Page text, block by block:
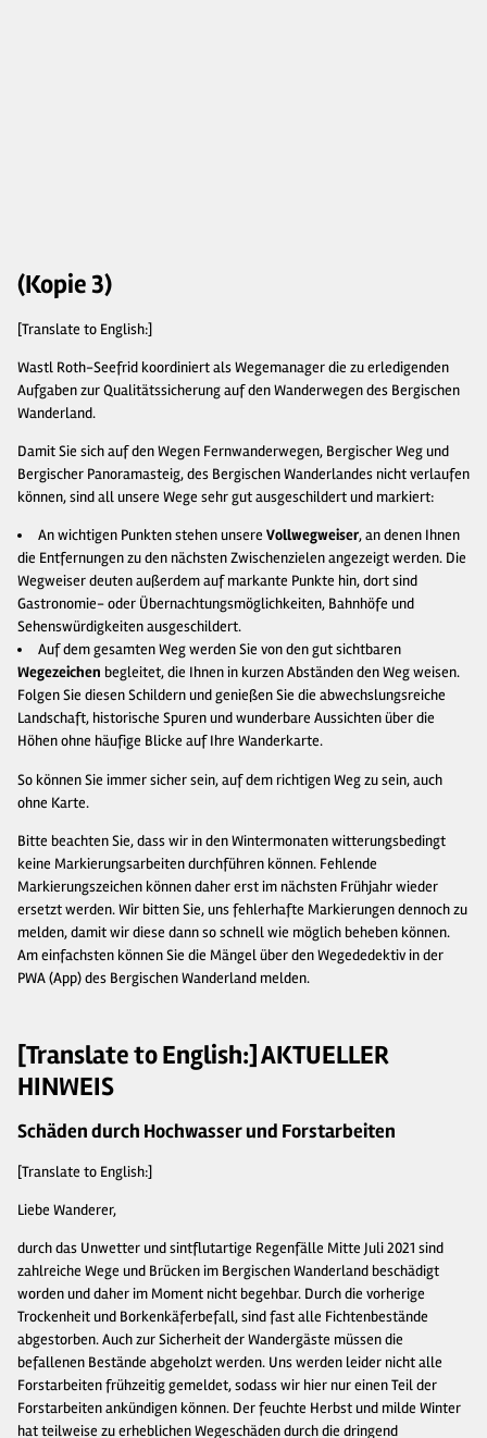
(Kopie 3)
[Translate to English:]
Wastl Roth-Seefrid koordiniert als Wegemanager die zu erledigenden
Aufgaben zur Qualitätssicherung auf den Wanderwegen des Bergischen
Wanderland.
Damit Sie sich auf den Wegen Fernwanderwegen, Bergischer Weg und
Bergischer Panoramasteig, des Bergischen Wanderlandes nicht verlaufen
können, sind all unsere Wege sehr gut ausgeschildert und markiert:
An wichtigen Punkten stehen unsereVollwegweiser, an denen Ihnen
die Entfernungen zu den nächsten Zwischenzielen angezeigt werden. Die
Wegweiser deuten außerdem auf markante Punkte hin, dort sind
Gastronomie- oder Übernachtungsmöglichkeiten, Bahnhöfe und
Sehenswürdigkeiten ausgeschildert.
Auf dem gesamten Weg werden Sie von den gut sichtbaren
Wegezeichen begleitet, die Ihnen in kurzen Abständen den Weg weisen.
Folgen Sie diesen Schildern und genießen Sie die abwechslungsreiche
Landschaft, historische Spuren und wunderbare Aussichten über die
Höhen ohne häufige Blicke auf Ihre Wanderkarte.
So können Sie immer sicher sein, auf dem richtigen Weg zu sein, auch
ohne Karte.
Bitte beachten Sie, dass wir in den Wintermonaten witterungsbedingt
keine Markierungsarbeiten durchführen können. Fehlende
Markierungszeichen können daher erst im nächsten Frühjahr wieder
ersetzt werden. Wir bitten Sie, uns fehlerhafte Markierungen dennoch zu
melden, damit wir diese dann so schnell wie möglich beheben können.
Am einfachsten können Sie die Mängel über den Wegededektiv in der
PWA (App) des Bergischen Wanderland melden.
[Translate to English:] AKTUELLER
HINWEIS
Schäden durch Hochwasser und Forstarbeiten
[Translate to English:]
Liebe Wanderer,
durch das Unwetter und sintflutartige Regenfälle Mitte Juli 2021 sind
zahlreiche Wege und Brücken im Bergischen Wanderland beschädigt
worden und daher im Moment nicht begehbar. Durch die vorherige
Trockenheit und Borkenkäferbefall, sind fast alle Fichtenbestände
abgestorben. Auch zur Sicherheit der Wandergäste müssen die
befallenen Bestände abgeholzt werden. Uns werden leider nicht alle
Forstarbeiten frühzeitig gemeldet, sodass wir hier nur einen Teil der
Forstarbeiten ankündigen können. Der feuchte Herbst und milde Winter
hat teilweise zu erheblichen Wegeschäden durch die dringend